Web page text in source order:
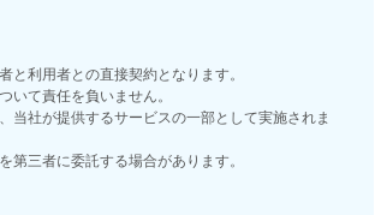
と利用者との直接契約となります。
いて責任を負いません。
当社が提供するサービスの一部として実施されま
第三者に委託する場合があります。